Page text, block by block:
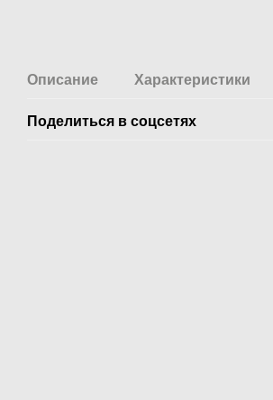
Описание Характеристики
Поделиться в соцсетях